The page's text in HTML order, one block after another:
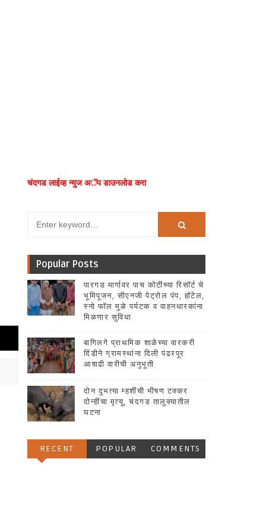
चंदगड लाईव्ह न्युज अॅप डाउनलोड करा
Popular Posts
पारगड मार्गावर पाच कोटींच्या रिसॉर्ट चे
भूमिपूजन, सीएनजी पेट्रोल पंप, हॉटेल,
स्नो फॉल मुळे पर्यटक व वाहनधारकांना
मिळणार सुविधा
बागिलगे प्राथमिक शाळेच्या वारकरी
दिंडीने ग्रामस्थांना दिली पंढरपूर
आषाढी वारीची अनुभूती
दोन दुभत्या म्हशींची भीषण टक्कर
दोन्हींचा मृत्यू, चंदगड तालुक्यातील
घटना
RECENT POPULAR COMMENTS